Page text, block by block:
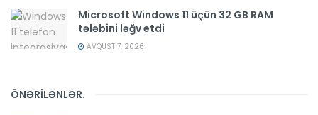
Microsoft Windows 11 üçün 32 GB RAM
tələbini ləğv etdi
AVQUST 7, 2026
ÖNƏRİLƏNLƏR.